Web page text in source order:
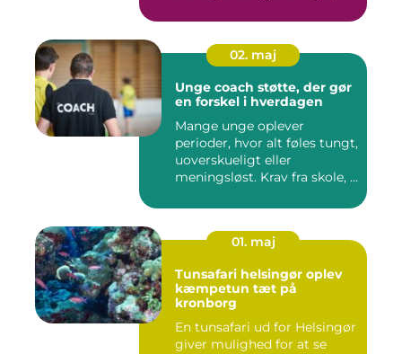
02. maj
Unge coach støtte, der gør
en forskel i hverdagen
Mange unge oplever
perioder, hvor alt føles tungt,
uoverskueligt eller
meningsløst. Krav fra skole, ...
01. maj
Tunsafari helsingør oplev
kæmpetun tæt på
kronborg
En tunsafari ud for Helsingør
giver mulighed for at se